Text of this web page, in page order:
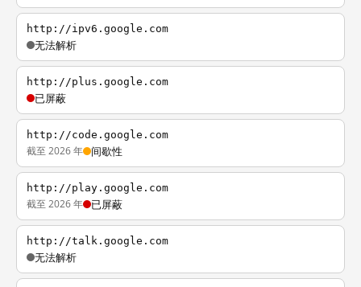
http://ipv6.google.com
无法解析
http://plus.google.com
已屏蔽
http://code.google.com
截至 2026 年 间歇性
http://play.google.com
截至 2026 年 已屏蔽
http://talk.google.com
无法解析